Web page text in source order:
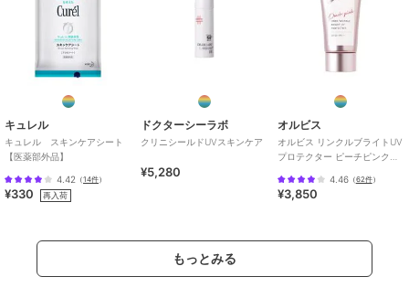
キュレル
キュレル スキンケアシート
【医薬部外品】
4.42 （14件）
¥330 再入荷
ドクターシーラボ
クリニシールドUVスキンケア
¥5,280
オルビス
オルビス リンクルブライトUV
プロテクター ピーチピンク
止め）
4.46（62件）
¥3,850
もっとみる